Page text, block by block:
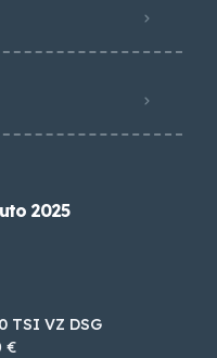
2025
TSI VZ DSG
€